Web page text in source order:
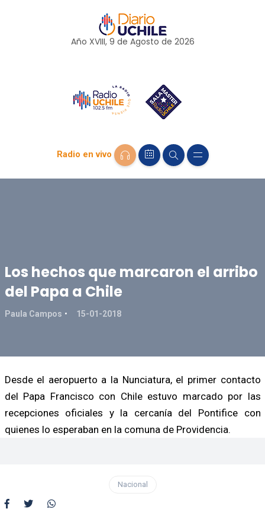
Año XVIII, 9 de Agosto de 2026
Radio en vivo
Los hechos que marcaron el arribo
del Papa a Chile
Paula Campos 15-01-2018
Desde el aeropuerto a la Nunciatura, el primer contacto
del Papa Francisco con Chile estuvo marcado por las
recepciones oficiales y la cercanía del Pontifice con
quienes lo esperaban en la comuna de Providencia.
Nacional